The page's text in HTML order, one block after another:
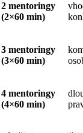
2 mentoringy
(2×60 min)
3 mentoringy
(3×60 min)
4 mentoringy
(4×60 min)